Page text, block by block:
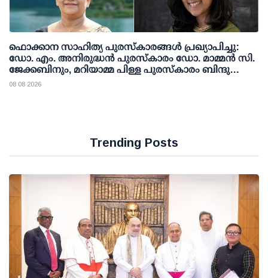
ഫൊക്കാന സാഹിത്യ പുരസ്‌കാരങ്ങള്‍ പ്രഖ്യാപിച്ചു:
ഡോ. എം. അനിരുദ്ധന്‍ പുരസ്‌കാരം ഡോ. മാമ്മന്‍ സി.
ജേക്കബിനും, മറിയാമ്മ പിള്ള പുരസ്‌കാരം ബിന്ദു
കാനയ്ക്കും
08 08 2026
Trending Posts